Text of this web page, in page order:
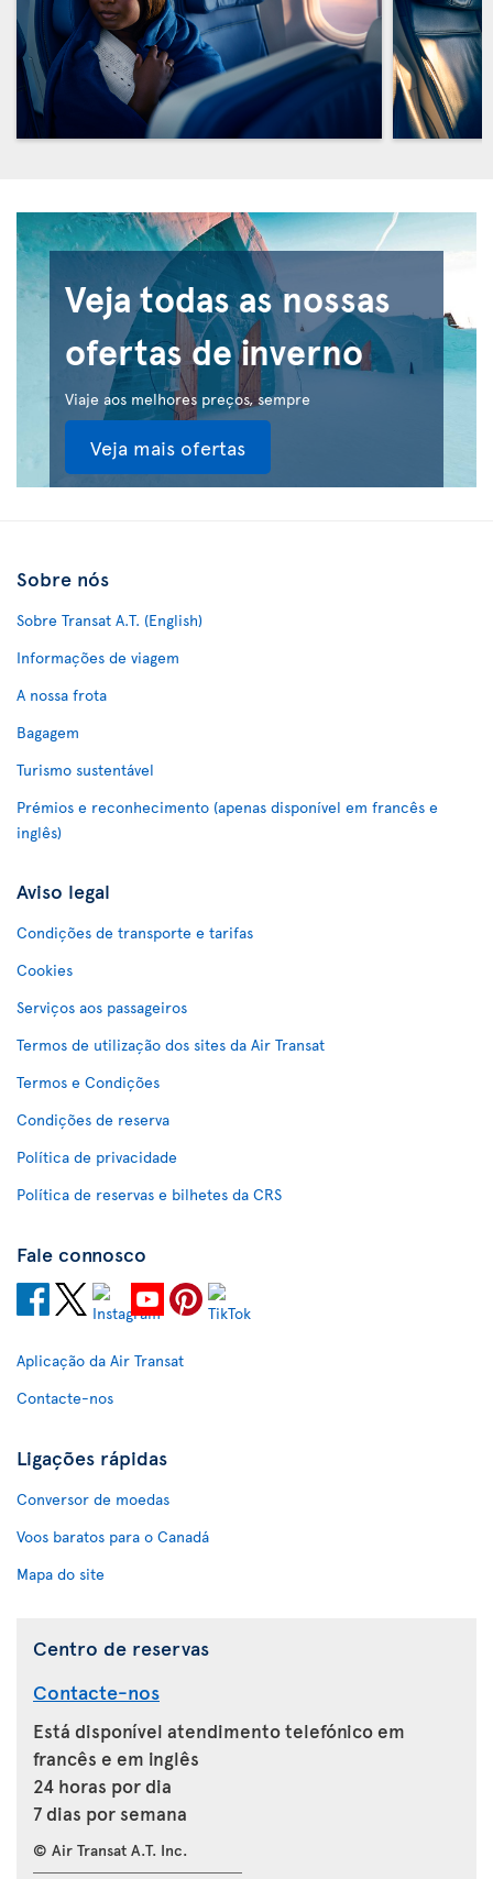
Veja todas as nossas
ofertas de inverno
Viaje aos melhores preços, sempre
Veja mais ofertas
Sobre nós
Sobre Transat A.T. (English)
Informações de viagem
A nossa frota
Bagagem
Turismo sustentável
Prémios e reconhecimento (apenas disponível em francês e
inglês)
Aviso legal
Condições de transporte e tarifas
Cookies
Serviços aos passageiros
Termos de utilização dos sites da Air Transat
Termos e Condições
Condições de reserva
Política de privacidade
Política de reservas e bilhetes da CRS
Fale connosco
Aplicação da Air Transat
Contacte-nos
Ligações rápidas
Conversor de moedas
Voos baratos para o Canadá
Mapa do site
Centro de reservas
Contacte-nos
Está disponível atendimento telefónico em
francês e em inglês
24 horas por dia
7 dias por semana
© Air Transat A.T. Inc.